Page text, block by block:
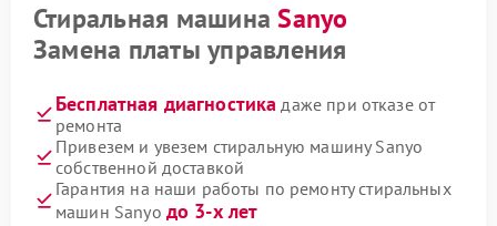
Стиральная машинаSanyo
Замена платы управления
Бесплатная диагностика даже при отказе от
ремонта
Привезем и увезем стиральную машину Sanyo
собственной доставкой
Гарантия на наши работы по ремонту стиральных
машин Sanyo до 3-х лет